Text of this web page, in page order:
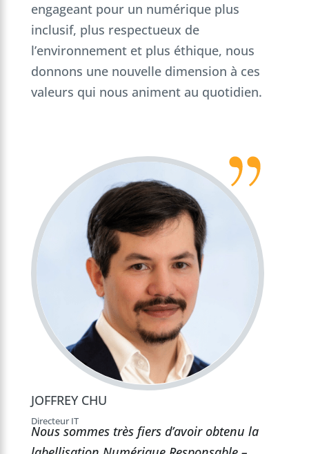
engageant pour un numérique plus
inclusif, plus respectueux de
l’environnement et plus éthique, nous
donnons une nouvelle dimension à ces
valeurs qui nous animent au quotidien.
JOFFREY CHU
Directeur IT
Nous sommes très fiers d’avoir obtenu la